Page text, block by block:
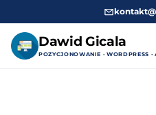
Dawid Gicala
POZYCJONOWANIE · WORDPRESS ·